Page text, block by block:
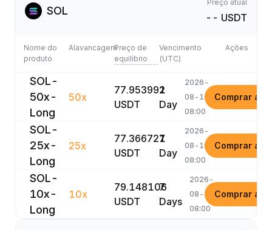
SOL
Preço atual
-- USDT
Nome do
produto
AlavancagemPreço de
equilíbrio
Vencimento
(UTC)
Ações
SOL-
50x-
Long
50x
77.953992
USDT
1
Day
2026-
08-10
08:00
Comprar
SOL-
25x-
Long
25x
77.366727
USDT
1
Day
2026-
08-10
08:00
Comprar
SOL-
10x-
Long
10x
79.148106
USDT
7
Days
2026-
08-16
08:00
Comprar